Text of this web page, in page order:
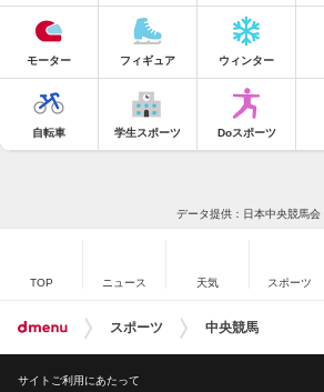
モーター フィギュア ウィンター
自転車 学生スポーツ Doスポーツ
データ提供：日本中央競馬会
TOP ニュース 天気 スポーツ
スポーツ 中央競馬
サイトご利用にあたって